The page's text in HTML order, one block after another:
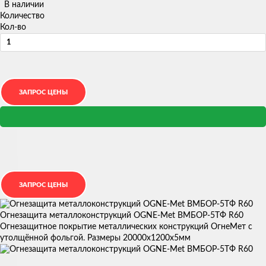
В наличии
Количество
Кол-во
Огнезащита металлоконструкций OGNE-Met ВМБОР-5ТФ R60
Огнезащитное покрытие металлических конструкций ОгнеМет с
утолщённой фольгой. Размеры 20000х1200х5мм